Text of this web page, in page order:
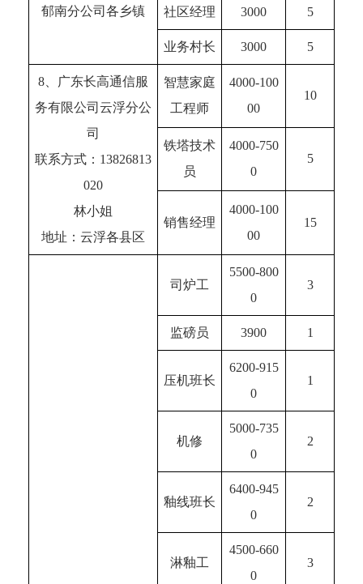
郁南分公司各乡镇 社区经理 3000 5
业务村长 3000 5
8、广东长高通信服
务有限公司云浮分公
司
联系方式：13826813
020
林小姐
地址：云浮各县区
智慧家庭
工程师
4000-100
00
10
铁塔技术
员
4000-750
0
5
销售经理
4000-100
00
15
司炉工
5500-800
0
3
监磅员 3900 1
压机班长
6200-915
0
1
机修
5000-735
0
2
釉线班长
6400-945
0
2
淋釉工
4500-660
0
3